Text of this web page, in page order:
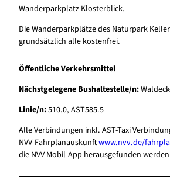
Wanderparkplatz Klosterblick.
Die Wanderparkplätze des Naturpark
grundsätzlich alle kostenfrei.
Öffentliche Verkehrsmittel
Nächstgelegene Bushaltestelle/n:
Linie/n:510.0, AST585.5
Alle Verbindungen inkl. AST-Taxi
NVV-Fahrplanauskunftwww.nvv.de/
die NVV Mobil-App herausgefunden